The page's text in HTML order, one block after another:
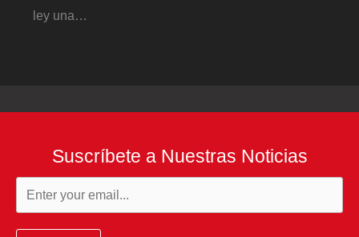
ley una…
Suscríbete a Nuestras Noticias